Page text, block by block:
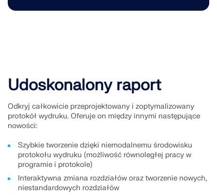
Udoskonalony raport
Odkryj całkowicie przeprojektowany i zoptymalizowany
protokół wydruku. Oferuje on między innymi następujące
nowości:
Szybkie tworzenie dzięki niemodalnemu środowisku
protokołu wydruku (możliwość równoległej pracy w
programie i protokole)
Interaktywna zmiana rozdziałów oraz tworzenie nowych,
niestandardowych rozdziałów